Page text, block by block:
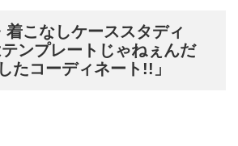
こなしケーススタディ
テンプレートじゃねぇんだ
たコーディネート!!」